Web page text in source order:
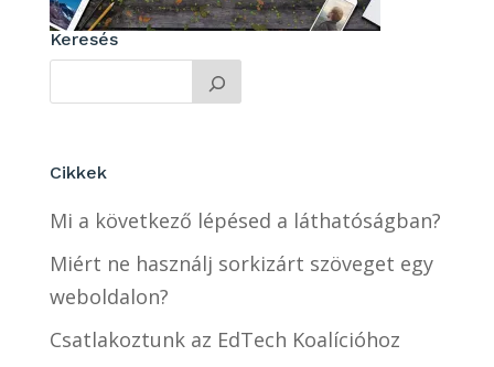
Keresés
Cikkek
Mi a következő lépésed a láthatóságban?
Miért ne használj sorkizárt szöveget egy
weboldalon?
Csatlakoztunk az EdTech Koalícióhoz